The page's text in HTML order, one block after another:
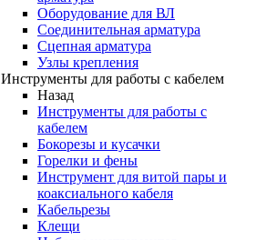
Оборудование для ВЛ
Соединительная арматура
Сцепная арматура
Узлы крепления
Инструменты для работы с кабелем
Назад
Инструменты для работы с
кабелем
Бокорезы и кусачки
Горелки и фены
Инструмент для витой пары и
коаксиального кабеля
Кабельрезы
Клещи